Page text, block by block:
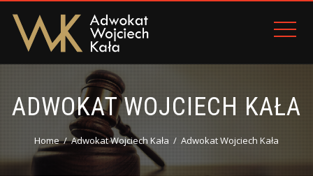
ADWOKAT WOJCIECH KAŁA
Home Adwokat Wojciech Kała Adwokat Wojciech Kała